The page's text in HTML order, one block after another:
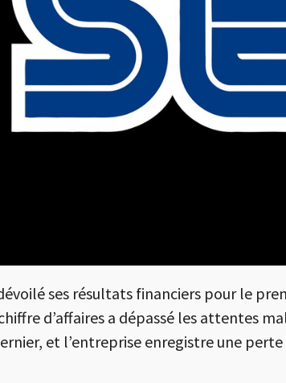
ses résultats financiers pour le
d’affaires a dépassé les attentes
et l’entreprise enregistre une